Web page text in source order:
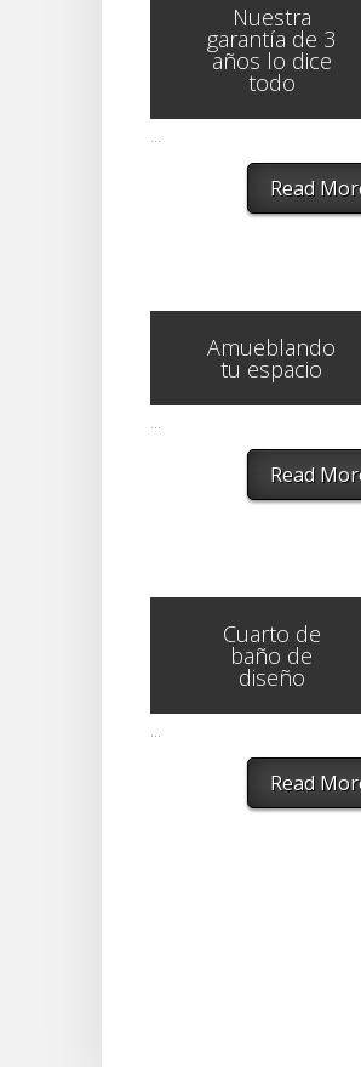
Nuestra
garantía de 3
años lo dice
todo
...
Read
Amueblando
tu espacio
...
Read
Cuarto de
baño de
diseño
...
Read